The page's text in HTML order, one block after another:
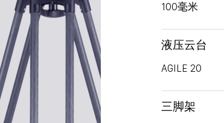
100毫米
液压云台
AGILE 20
三脚架